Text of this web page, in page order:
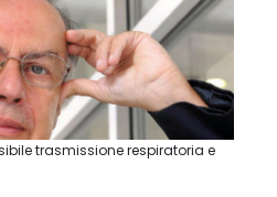
trasmissione respiratoria e